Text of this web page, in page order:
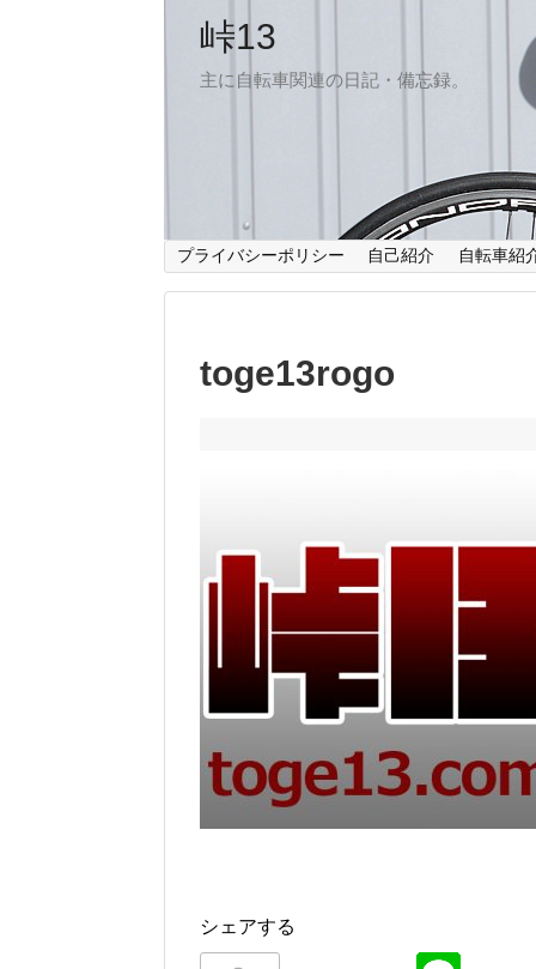
峠13
主に自転車関連の日記・備忘録。
プライバシーポリシー 自己紹介 自転車紹
toge13rogo
シェアする